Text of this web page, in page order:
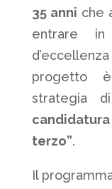
35 anni che
entrare
progetto
strategia
terzo”.
Il